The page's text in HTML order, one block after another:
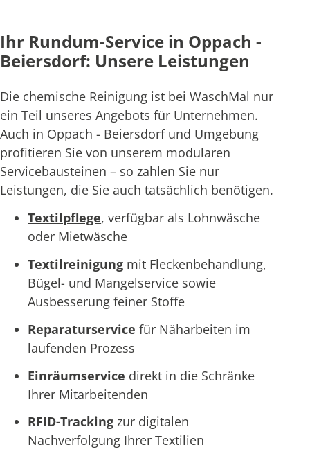
Ihr Rundum-Service in Oppach -
Beiersdorf: Unsere Leistungen
Die chemische Reinigung ist bei WaschMal nur
ein Teil unseres Angebots für Unternehmen.
Auch in Oppach - Beiersdorf und Umgebung
profitieren Sie von unserem modularen
Servicebausteinen – so zahlen Sie nur
Leistungen, die Sie auch tatsächlich benötigen.
Textilpflege, verfügbar als Lohnwäsche
oder Mietwäsche
Textilreinigung mit Fleckenbehandlung,
Bügel- und Mangelservice sowie
Ausbesserung feiner Stoffe
Reparaturservice für Näharbeiten im
laufenden Prozess
Einräumservice direkt in die Schränke
Ihrer Mitarbeitenden
RFID-Tracking zur digitalen
Nachverfolgung Ihrer Textilien